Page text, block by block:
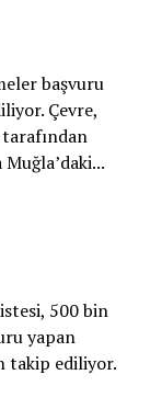
başvuru
Çevre,
500 bin
yapan
takip ediliyor.